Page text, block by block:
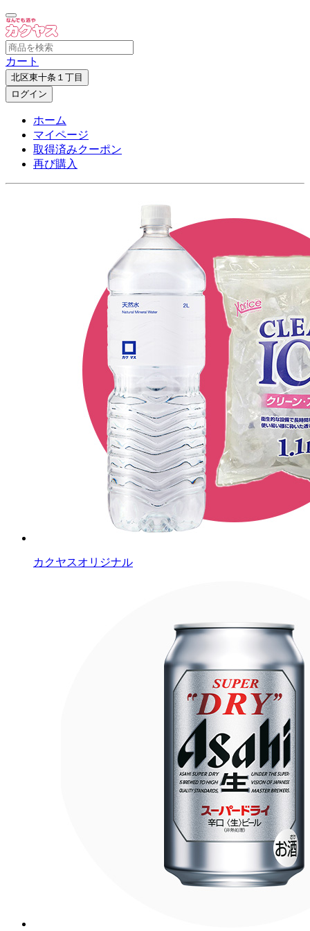
カート
北区東十条１丁目
ログイン
ホーム
マイページ
取得済みクーポン
再び購入
カクヤスオリジナル